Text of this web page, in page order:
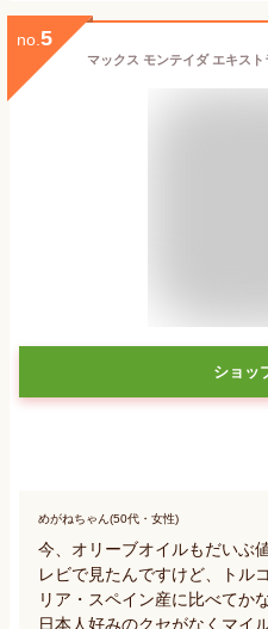
no. 5
ショッ
めがねちゃん(50代・女性)
今、オリーブオイルもだいぶ
レビで見たんですけど、トル
リア・スペイン産に比べてか
日本人好みのクセがなくマイ